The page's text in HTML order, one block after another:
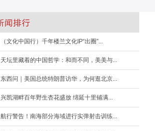
（文化中国行）千年楼兰文化IP“出圈”...
天坛里藏着的中国哲学：和而不同，美美与...
东西问｜美国总统特朗普访华，为何逛北京...
兴凯湖畔百年野生杏花盛放 绵延十里铺满...
航行警告！南海部分海域进行实弹射击训练...